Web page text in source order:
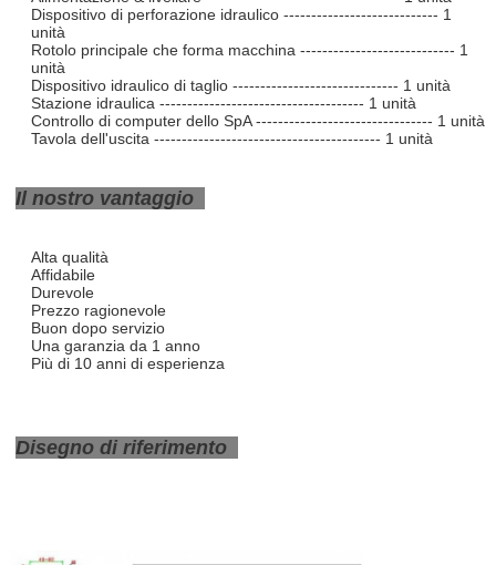
Dispositivo di perforazione idraulico ---------------------------- 1
unità
Rotolo principale che forma macchina ---------------------------- 1
unità
Dispositivo idraulico di taglio ------------------------------ 1 unità
Stazione idraulica ------------------------------------- 1 unità
Controllo di computer dello SpA -------------------------------- 1 unità
Tavola dell'uscita ----------------------------------------- 1 unità
Il nostro vantaggio
Alta qualità
Affidabile
Durevole
Prezzo ragionevole
Buon dopo servizio
Una garanzia da 1 anno
Più di 10 anni di esperienza
Disegno di riferimento